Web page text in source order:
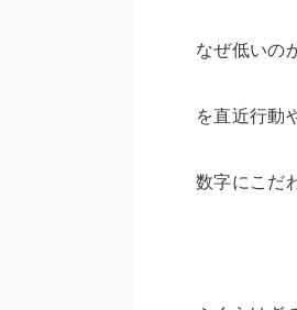
なぜ低いの
を直近行動
数字にこだ